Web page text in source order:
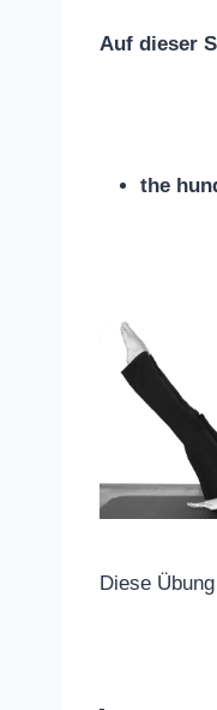
Auf dieser
the
Diese